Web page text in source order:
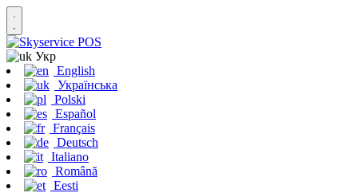
Укр
English
Українська
Polski
Español
Français
Deutsch
Italiano
Română
Eesti